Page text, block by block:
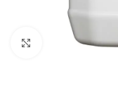
Click to